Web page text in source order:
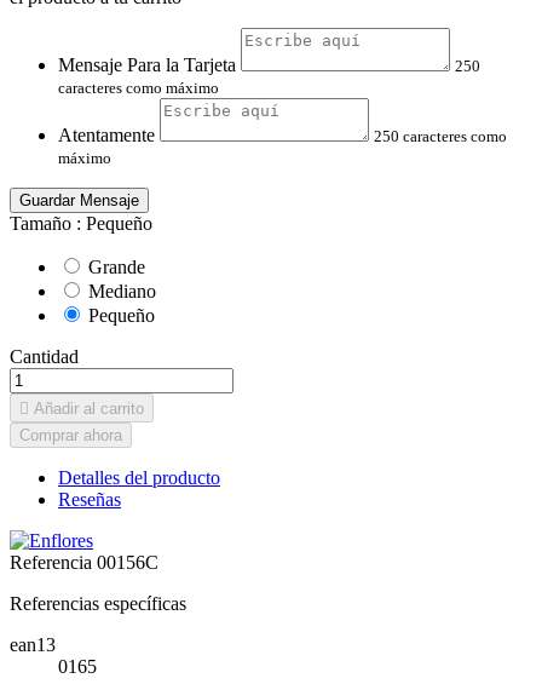
Mensaje Para la Tarjeta
250
caracteres como máximo
Atentamente
250 caracteres como
máximo
Guardar Mensaje
Tamaño : Pequeño
Grande
Mediano
Pequeño
Cantidad
 Añadir al carrito
Comprar ahora
Detalles del producto
Reseñas
Referencia 00156C
Referencias específicas
ean13
0165